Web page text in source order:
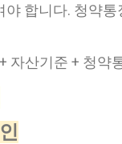
합니다. 청약
자산기준 + 청약